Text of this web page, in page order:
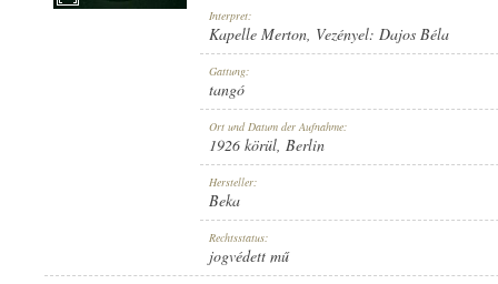
1926 KÖRÜL
Interpret:
Kapelle Merton, Vezényel: Dajos Béla
Gattung:
tangó
Ort und Datum der Aufnahme:
1926 körül, Berlin
Hersteller:
Beka
Rechtsstatus:
jogvédett mű